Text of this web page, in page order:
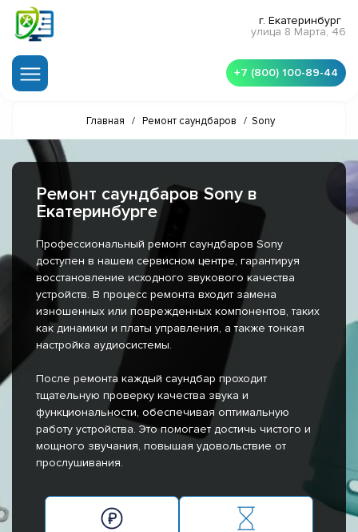
г. Екатеринбург
улица 8 Марта, 46
+7 (800) 100-89-44
Главная / Ремонт саундбаров / Sony
Ремонт саундбаров Sony в
Екатеринбурге
Профессиональный ремонт саундбаров Sony
доступен в нашем сервисном центре, гарантируя
восстановление исходного звукового качества
устройств. В процесс ремонта входит замена
изношенных или поврежденных компонентов, таких
как динамики и платы управления, а также тонкая
настройка аудиосистемы.
После ремонта каждый саундбар проходит
тщательную проверку качества звука и
функциональности, обеспечивая оптимальную
работу устройства. Это помогает достичь чистого и
мощного звучания, повышая удовольствие от
прослушивания.